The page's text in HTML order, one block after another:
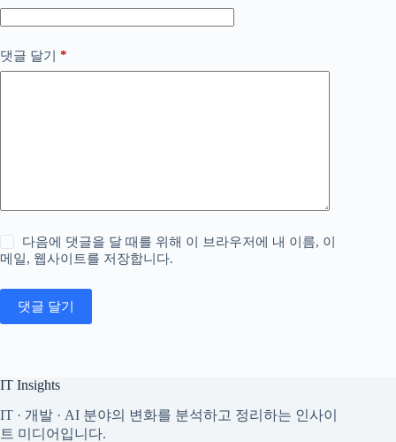
댓글 달기 *
다음에 댓글을 달 때를 위해 이 브라우저에 내 이름, 이
메일, 웹사이트를 저장합니다.
댓글 달기
IT Insights
IT · 개발 · AI 분야의 변화를 분석하고 정리하는 인사이
트 미디어입니다.